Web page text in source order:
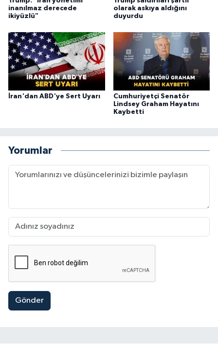
inanılmaz derecede
ikiyüzlü"
olarak askıya aldığını
duyurdu
İran'dan ABD'ye Sert Uyarı
Cumhuriyetçi Senatör
Lindsey Graham Hayatını
Kaybetti
Yorumlar
Gönder